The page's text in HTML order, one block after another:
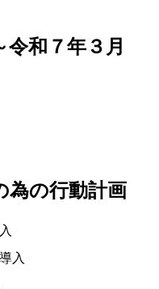
令和７年３月
為の行動計画
入